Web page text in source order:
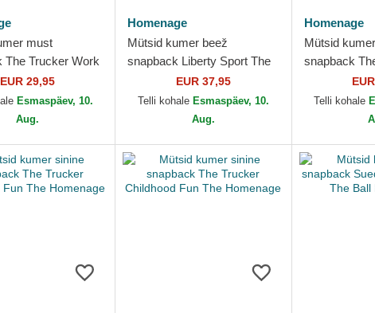
must
The Trucker Work
The
EUR 29,95
Esmaspäev, 10.
Aug.
Homenage
Mütsid kumer beež
snapback Liberty Sport The
Retro Homenage
EUR 37,95
Telli kohale Esmaspäev, 10.
Aug.
Homenage
Mütsid
snapback
Underdogs
Telli kohale